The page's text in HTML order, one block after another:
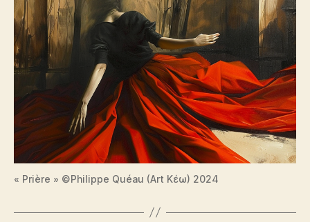
« Prière » ©Philippe Quéau (Art Κέω) 2024